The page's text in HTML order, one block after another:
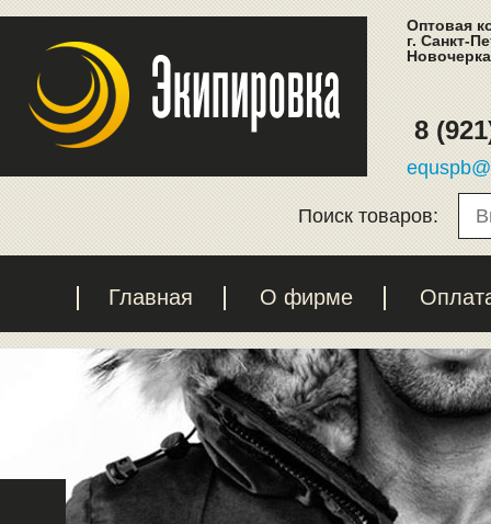
Оптовая
г. Санкт-
8
Поиск товаров:
Главная О фирме